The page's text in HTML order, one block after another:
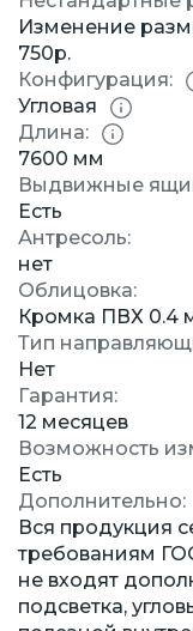
Изменение
750р.
Конфигурация:
Угловая
Длина:
7600 мм
Выдвижные
Есть
Антресоль:
нет
Облицовка:
Кромка ПВХ 0.4
Тип
Нет
Гарантия:
12 месяцев
Возможность
Есть
Дополнительно:
Вся продукция
требованиям
не входят
подсветка,